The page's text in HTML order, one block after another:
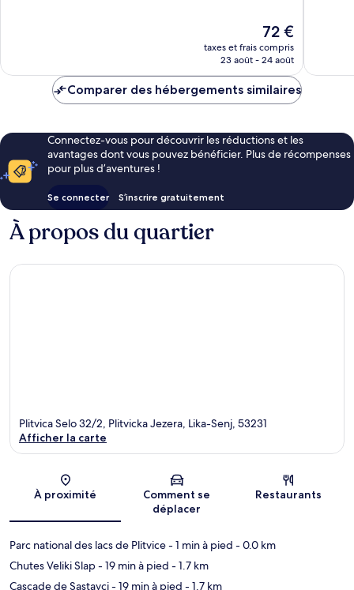
Le
nouveau
prix
de
72 €
taxes et frais compris
23 août - 24 août
Comparer des hébergements similaires
Connectez-vous pour découvrir les réductions et les
avantages dont vous pouvez bénéficier. Plus de récompenses
pour plus d’aventures !
Se connecter S’inscrire gratuitement
À propos du quartier
Carte
Plitvica Selo 32/2, Plitvicka Jezera, Lika-Senj, 53231
Afficher la carte
À proximité
Comment se
déplacer
Restaurants
Parc national des lacs de Plitvice- 1 min à pied - 0.0 km
Chutes Veliki Slap- 19 min à pied - 1.7 km
Cascade de Sastavci- 19 min à pied - 1.7 km